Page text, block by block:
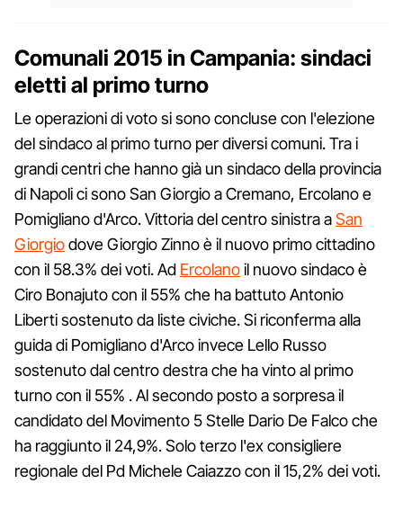
Comunali 2015 in Campania: sindaci
eletti al primo turno
Le operazioni di voto si sono concluse con l'elezione
del sindaco al primo turno per diversi comuni. Tra i
grandi centri che hanno già un sindaco della provincia
di Napoli ci sono San Giorgio a Cremano, Ercolano e
Pomigliano d'Arco. Vittoria del centro sinistra aSan
Giorgiodove Giorgio Zinno è il nuovo primo cittadino
con il 58.3% dei voti. Ad Ercolanoil nuovo sindaco è
Ciro Bonajuto con il 55% che ha battuto Antonio
Liberti sostenuto da liste civiche. Si riconferma alla
guida di Pomigliano d'Arco invece Lello Russo
sostenuto dal centro destra che ha vinto al primo
turno con il 55% . Al secondo posto a sorpresa il
candidato del Movimento 5 Stelle Dario De Falco che
ha raggiunto il 24,9%. Solo terzo l'ex consigliere
regionale del Pd Michele Caiazzo con il 15,2% dei voti.